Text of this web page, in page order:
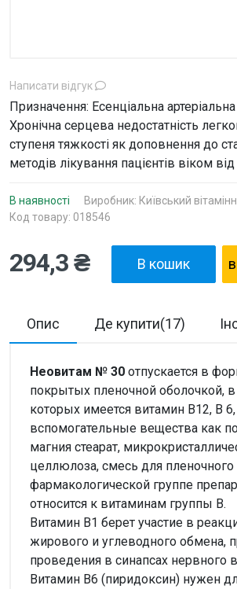
Написати відгук
Призначення: Есенціальна артеріальна
Хронічна серцева недостатність
ступеня тяжкості як доповнення до
методів лікування пацієнтів віком
В наявності Виробник: Київський
Код товару: 018546
294,3 ₴ В кошик
Опис Де купити(17)
Неовитам № 30 отпускается в
покрытых пленочной оболочкой, в
которых имеется витамин В12, В
вспомогательные вещества как
магния стеарат,
целлюлоза, смесь для
фармакологической группе
относится к витаминам группы В.
Витамин В1 берет участие в
жирового и углеводного обмена,
проведения в синапсах нервного
Витамин В6 (пиридоксин) нужен